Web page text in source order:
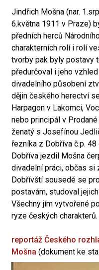
Jindřich Mošna (nar.
6.května 1911 v Praze)
předních herců
charakterních rolí i rolí
tvorby pak byly postavy
předurčoval i jeho
divadelního působení
dějin českého herectví
Harpagon v Lakomci,
nebo principál v
ženatý s Josefínou
řezníka z Dobříva č.p.
Dobříva jezdil Mošna
divadelní práci, občas si
Dobřívští sousedé se
postavám, studoval
Všechny jím vytvořené
ryze českých charakterů.
reportáž Českého
Mošna (dokument ke